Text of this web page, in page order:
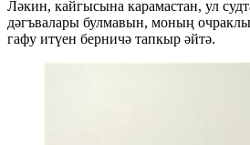
Ләкин, кайгысына карамастан, ул
дәгъвалары булмавын, моның
гафу итүен берничә тапкыр әйтә.